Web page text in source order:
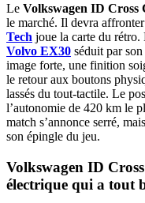
Le Volkswagen ID Cross
le marché. Il devra
Tech joue la carte du rétro.
Volvo EX30 séduit par
image forte, une finition
le retour aux boutons
lassés du tout-tactile. Le
l’autonomie de 420 km le
match s’annonce serré,
son épingle du jeu.
Volkswagen ID
électrique qui a tout